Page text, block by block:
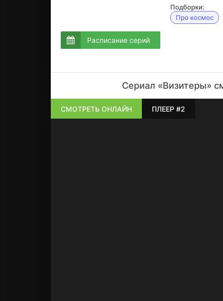
Расписание серий
Подборки:
Про космос
Сериал «Визитеры»
СМОТРЕТЬ ОНЛАЙН ПЛЕЕР #2